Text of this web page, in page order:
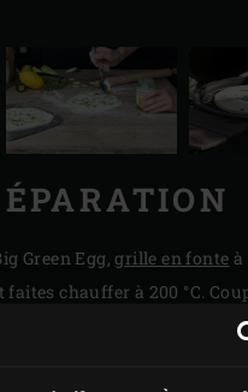
Green Egg,grille en fonte à
faites chauffer à 200 °C.
de la partie la plus fine des